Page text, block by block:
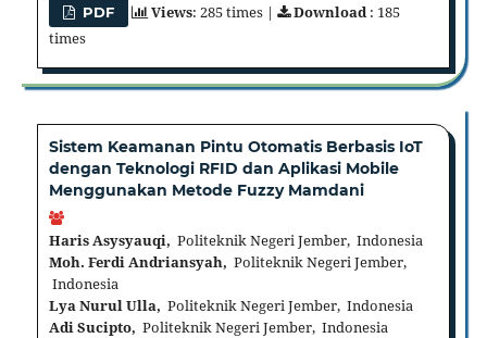
PDF Views: 285 times | Download: 185
times
Sistem Keamanan Pintu Otomatis Berbasis IoT
dengan Teknologi RFID dan Aplikasi Mobile
Menggunakan Metode Fuzzy Mamdani
Haris Asysyauqi, Politeknik Negeri Jember, Indonesia
Moh. Ferdi Andriansyah, Politeknik Negeri Jember,
Indonesia
Lya Nurul Ulla, Politeknik Negeri Jember, Indonesia
Adi Sucipto, Politeknik Negeri Jember, Indonesia